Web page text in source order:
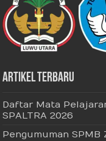
Artikel Terbaru
Daftar Mata
SPALTRA 2026
Pengumuman SPMB